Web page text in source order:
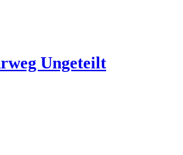
Ungeteilt